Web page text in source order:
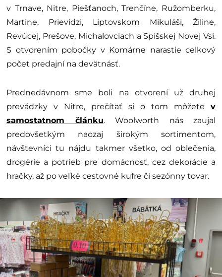
v Trnave, Nitre, Piešťanoch, Trenčíne, Ružomberku,
Martine, Prievidzi, Liptovskom Mikuláši, Žiline,
Revúcej, Prešove, Michalovciach a Spišskej Novej Vsi.
S otvorením pobočky v Komárne narastie celkový
počet predajní na devätnásť.
Prednedávnom sme boli na otvorení už druhej
prevádzky v Nitre, prečítať si o tom môžete v
samostatnom článku. Woolworth nás zaujal
predovšetkým naozaj širokým sortimentom,
návštevníci tu nájdu takmer všetko, od oblečenia,
drogérie a potrieb pre domácnosť, cez dekorácie a
hračky, až po veľké cestovné kufre či sezónny tovar.